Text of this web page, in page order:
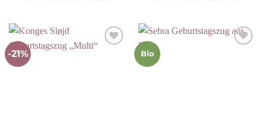
-21% Bio